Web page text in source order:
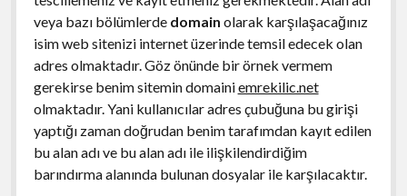
veya bazı bölümlerde domain olarak karşılaşacağınız
isim web sitenizi internet üzerinde temsil edecek olan
adres olmaktadır. Göz önünde bir örnek vermem
gerekirse benim sitemin domainiemrekilic.net
olmaktadır. Yani kullanıcılar adres çubuğuna bu girişi
yaptığı zaman doğrudan benim tarafımdan kayıt edilen
bu alan adı ve bu alan adı ile ilişkilendirdiğim
barındırma alanında bulunan dosyalar ile karşılacaktır.